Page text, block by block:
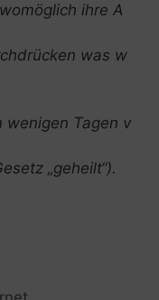
ihre A
was w
Tagen v
„geheilt“).